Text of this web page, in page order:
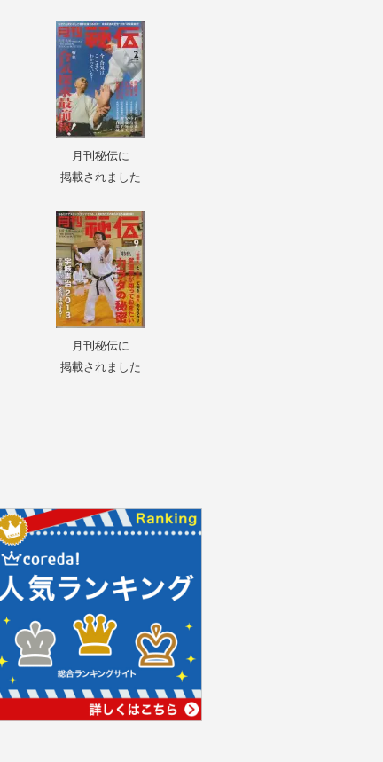
月刊秘伝に
掲載されました
月刊秘伝に
掲載されました